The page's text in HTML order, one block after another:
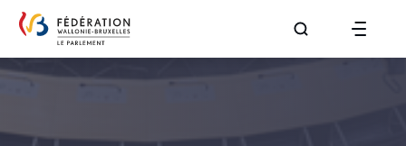
Aller à la page